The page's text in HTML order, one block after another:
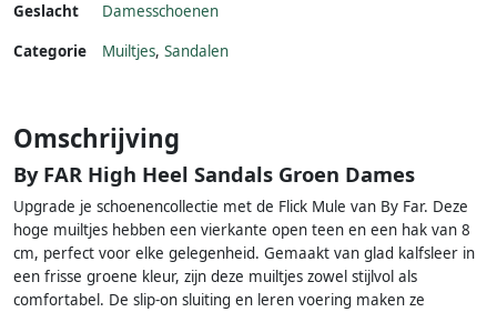
Geslacht
Damesschoenen
Categorie
Muiltjes, Sandalen
Omschrijving
By FAR High Heel Sandals Groen Dames
Upgrade je schoenencollectie met de Flick Mule van By Far. Deze
hoge muiltjes hebben een vierkante open teen en een hak van 8
cm, perfect voor elke gelegenheid. Gemaakt van glad kalfsleer in
een frisse groene kleur, zijn deze muiltjes zowel stijlvol als
comfortabel. De slip-on sluiting en leren voering maken ze